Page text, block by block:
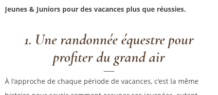
Jeunes & Juniors pour des vacances plus que réussies.
1. Une randonnée équestre pour
profiter du grand air
À l'approche de chaque période de vacances, c'est la même